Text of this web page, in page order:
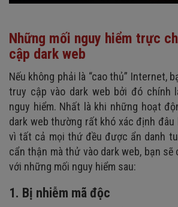
Những mối nguy hiểm trực
cập dark web
Nếu không phải là “cao thủ” Internet,
truy cập vào dark web bởi đó chính
nguy hiểm. Nhất là khi những hoạt
dark web thường rất khó xác định
vì tất cả mọi thứ đều được ẩn danh
cẩn thận mà thử vào dark web, bạn
với những mối nguy hiểm sau:
1. Bị nhiễm mã độc